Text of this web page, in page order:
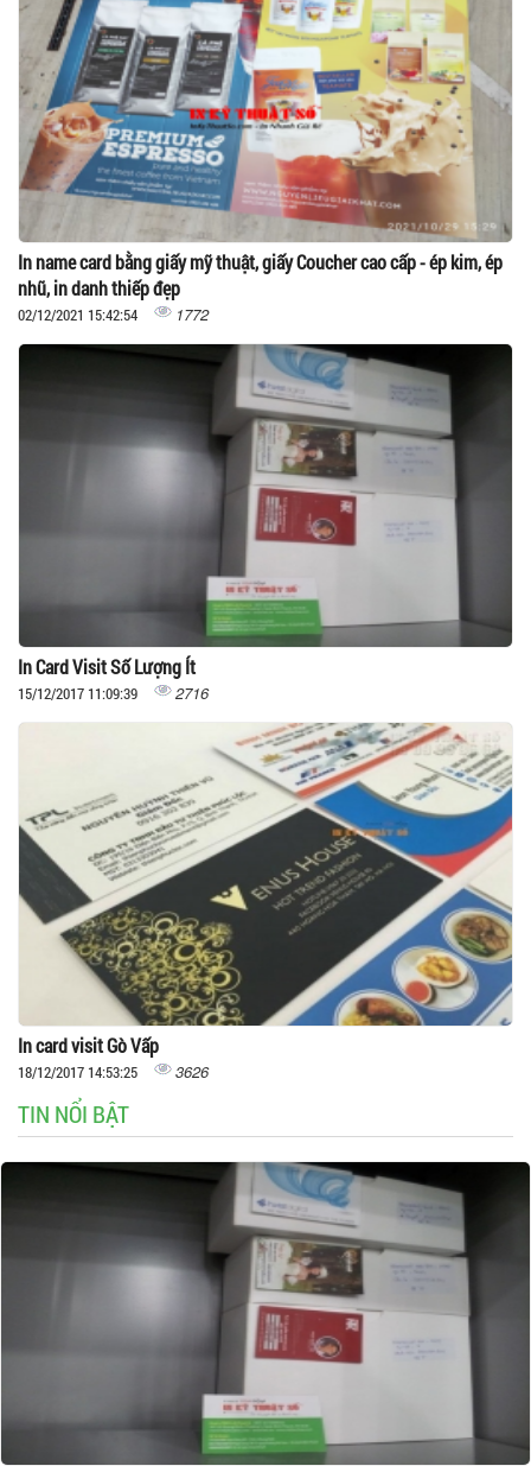
In name card bằng giấy mỹ thuật, giấy Coucher cao cấp - ép kim, ép
nhũ, in danh thiếp đẹp
02/12/2021 15:42:54 1772
In Card Visit Số Lượng Ít
15/12/2017 11:09:39 2716
In card visit Gò Vấp
18/12/2017 14:53:25 3626
TIN NỔI BẬT